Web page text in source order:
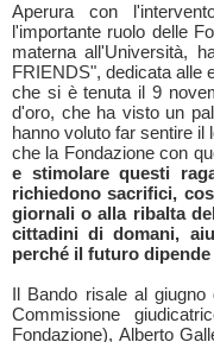
Aperura con
l'importante ruolo delle
materna all'Università,
FRIENDS", dedicata alle
che si è tenuta il 9
d'oro, che ha visto un
hanno voluto far sentire il
che la Fondazione con
e stimolare questi
richiedono sacrifici,
giornali o alla ribalta
cittadini di domani,
perché il futuro
Il Bando risale al
Commissione
Fondazione), Alberto